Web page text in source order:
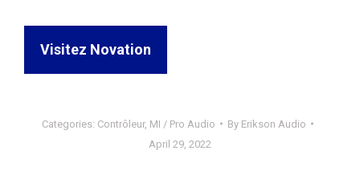
Visitez Novation
Categories: Contrôleur, MI / Pro Audio By Erikson Audio
April 29, 2022